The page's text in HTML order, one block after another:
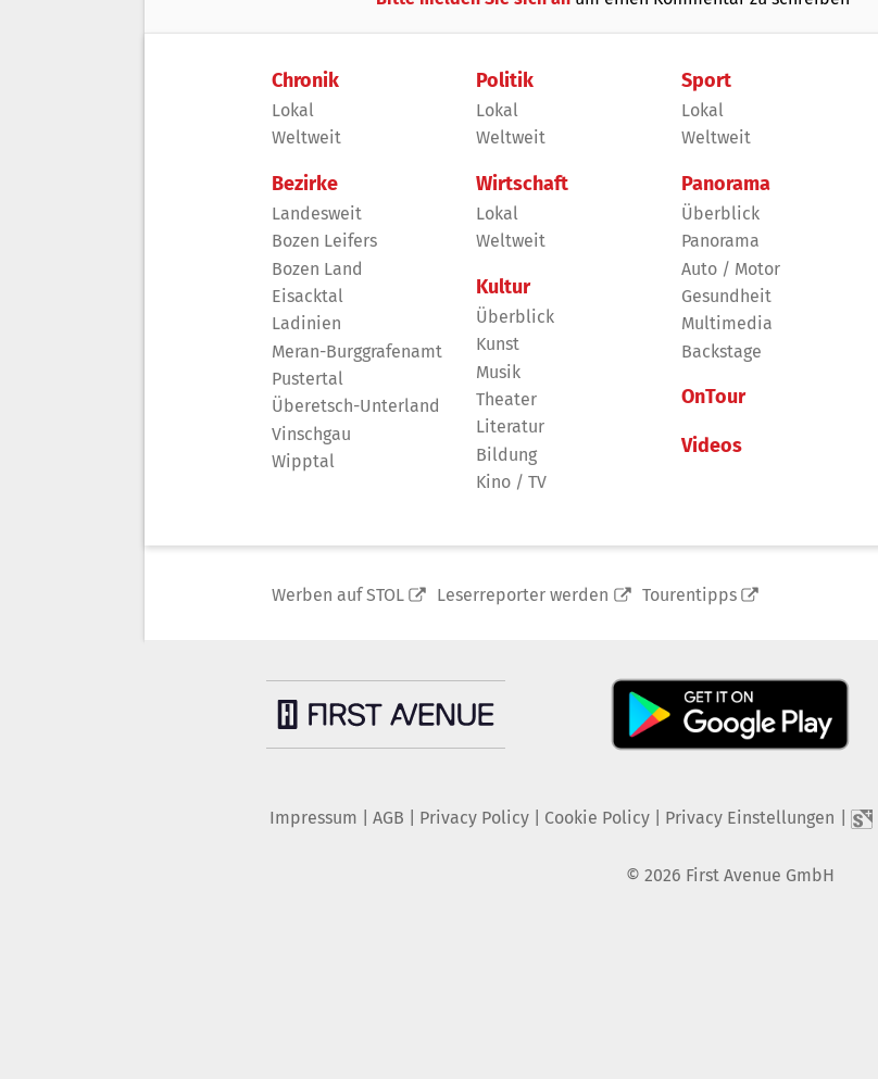
Chronik
Lokal
Weltweit
Bezirke
Landesweit
Bozen Leifers
Bozen Land
Eisacktal
Ladinien
Meran-Burggrafenamt
Pustertal
Überetsch-Unterland
Vinschgau
Wipptal
Politik
Lokal
Weltweit
Wirtschaft
Lokal
Weltweit
Kultur
Überblick
Kunst
Musik
Theater
Literatur
Bildung
Kino / TV
Sport
Lokal
Weltweit
Panorama
Überblick
Panorama
Auto / Motor
Gesundheit
Multimedia
Backstage
OnTour
Videos
Werben auf STOL Leserreporter werden Tourentipps
Impressum AGB Privacy Policy| Cookie Policy| Privacy Einstellungen
© 2026 First Avenue GmbH